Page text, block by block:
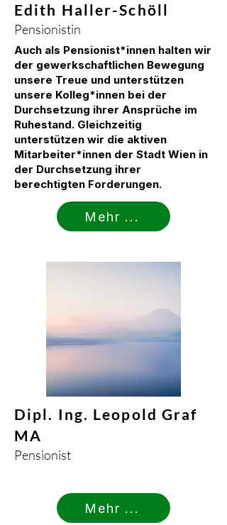
Edith Haller-Schöll
Pensionistin
Auch als Pensionist*innen halten wir
der gewerkschaftlichen Bewegung
unsere Treue und unterstützen
unsere Kolleg*innen bei der
Durchsetzung ihrer Ansprüche im
Ruhestand. Gleichzeitig
unterstützen wir die aktiven
Mitarbeiter*innen der Stadt Wien in
der Durchsetzung ihrer
berechtigten Forderungen.
Mehr ...
Dipl. Ing. Leopold Graf
MA
Pensionist
Mehr ...